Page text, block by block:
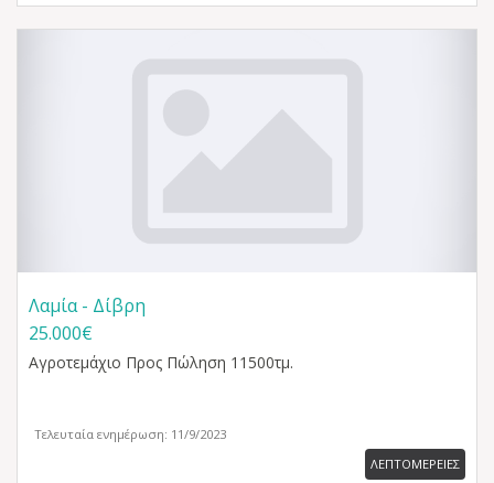
Λαμία - Δίβρη
25.000€
Αγροτεμάχιο Προς Πώληση 11500τμ.
Τελευταία ενημέρωση: 11/9/2023
ΛΕΠΤΟΜΕΡΕΙΕΣ